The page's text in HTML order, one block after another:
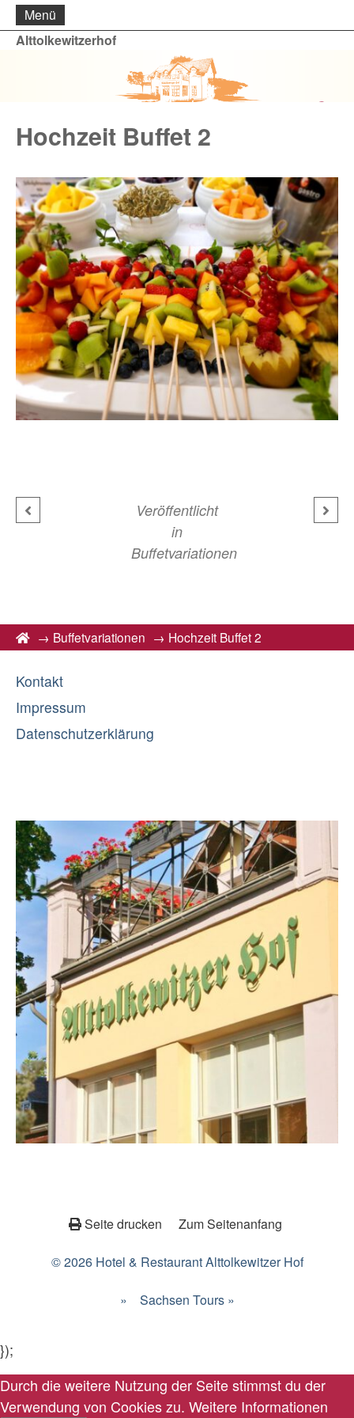
Menü
Alttolkewitzerhof
Hochzeit Buffet 2
Veröffentlicht
in
Buffetvariationen
→ Buffetvariationen → Hochzeit Buffet 2
Kontakt
Impressum
Datenschutzerklärung
Seite drucken Zum Seitenanfang
© 2026 Hotel & Restaurant Alttolkewitzer Hof
» Sachsen Tours »
});
Durch die weitere Nutzung der Seite stimmst du der
Verwendung von Cookies zu. Weitere Informationen